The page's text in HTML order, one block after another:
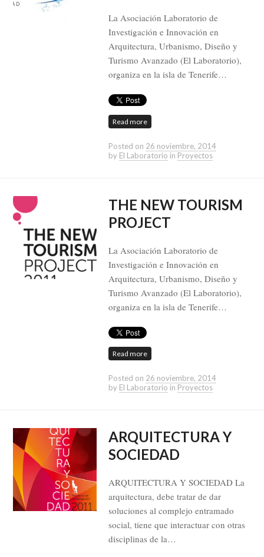
La Asociación Laboratorio de
Investigación e Innovación en
Arquitectura, Urbanismo, Diseño y
Turismo Avanzado (El Laboratorio),
organiza en la isla de Tenerife…
Read more
Posted on 26 noviembre, 2014
by El Laboratorio in Proyectos
THE NEW TOURISM
PROJECT
La Asociación Laboratorio de
Investigación e Innovación en
Arquitectura, Urbanismo, Diseño y
Turismo Avanzado (El Laboratorio),
organiza en la isla de Tenerife…
Read more
Posted on 26 noviembre, 2014
by El Laboratorio in Proyectos
ARQUITECTURA Y
SOCIEDAD
ARQUITECTURA Y SOCIEDAD La
arquitectura, debe tratar de dar
soluciones al complejo entramado
social, tiene que interactuar con otras
disciplinas de la…